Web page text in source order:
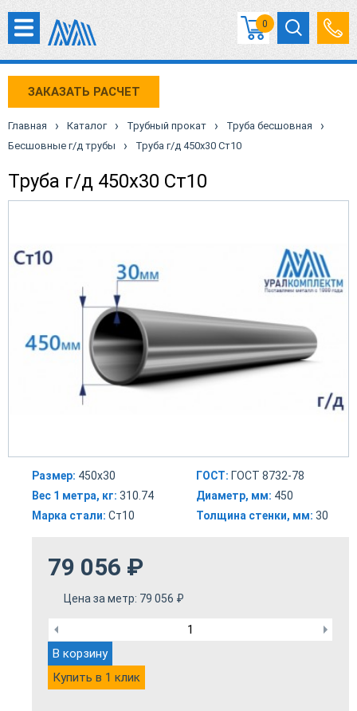
0
ЗАКАЗАТЬ РАСЧЕТ
Главная › Каталог › Трубный прокат › Труба бесшовная ›
Бесшовные г/д трубы › Труба г/д 450х30 Ст10
Труба г/д 450х30 Ст10
Размер: 450х30
Вес 1 метра, кг: 310.74
Марка стали: Ст10
ГОСТ: ГОСТ 8732-78
Диаметр, мм: 450
Толщина стенки, мм: 30
79 056 ₽
Цена за метр: 79 056 ₽
В корзину
Купить в 1 клик